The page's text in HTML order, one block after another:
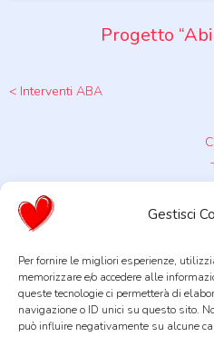
Gestisci
Per fornire le migliori esperienze,
memorizzare e/o accedere alle
queste tecnologie ci permetterà di
navigazione o ID unici su questo sito.
può influire negativamente su alcune
Progetto
Post navigation
< Interventi ABA
La Fabbrica del Cuore STP